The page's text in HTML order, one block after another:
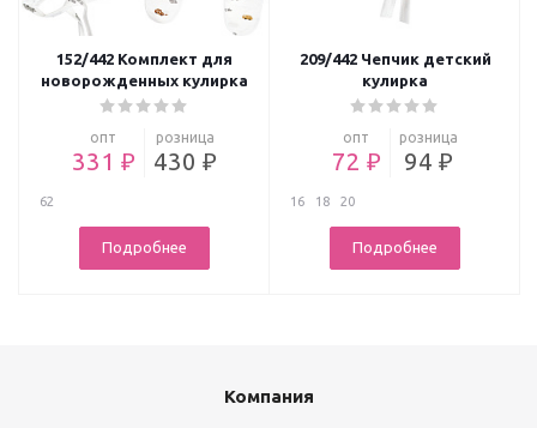
152/442 Комплект для
новорожденных кулирка
опт
331 ₽
розница
430 ₽
62
Подробнее
209/442 Чепчик детский
кулирка
опт
72 ₽
розница
94 ₽
16 18 20
Подробнее
Компания